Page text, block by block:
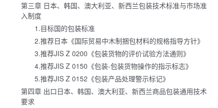
第三章 日本、韩国、澳大利亚、新西兰包装技术标准与市场准
入制度
1.目标国的包装标准
2.推荐日本《国际贸易中木制捆包材料的规格指导方针》
3.推荐JIS Z 0200《包装货物的评价试验方法通则》
4.推荐JIS Z 0150《包装-包装货物操作的指示标志》
5.推荐JIS Z 0152《包装产品处理警示标记》
第四章 出口日本、韩国、澳大利亚、新西兰商品包装通用技术
要求